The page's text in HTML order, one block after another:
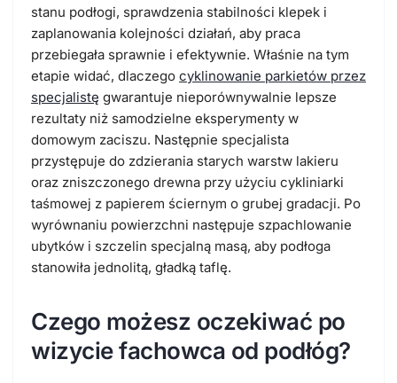
stanu podłogi, sprawdzenia stabilności klepek i
zaplanowania kolejności działań, aby praca
przebiegała sprawnie i efektywnie. Właśnie na tym
etapie widać, dlaczego cyklinowanie parkietów przez
specjalistę gwarantuje nieporównywalnie lepsze
rezultaty niż samodzielne eksperymenty w
domowym zaciszu. Następnie specjalista
przystępuje do zdzierania starych warstw lakieru
oraz zniszczonego drewna przy użyciu cykliniarki
taśmowej z papierem ściernym o grubej gradacji. Po
wyrównaniu powierzchni następuje szpachlowanie
ubytków i szczelin specjalną masą, aby podłoga
stanowiła jednolitą, gładką taflę.
Czego możesz oczekiwać po
wizycie fachowca od podłóg?